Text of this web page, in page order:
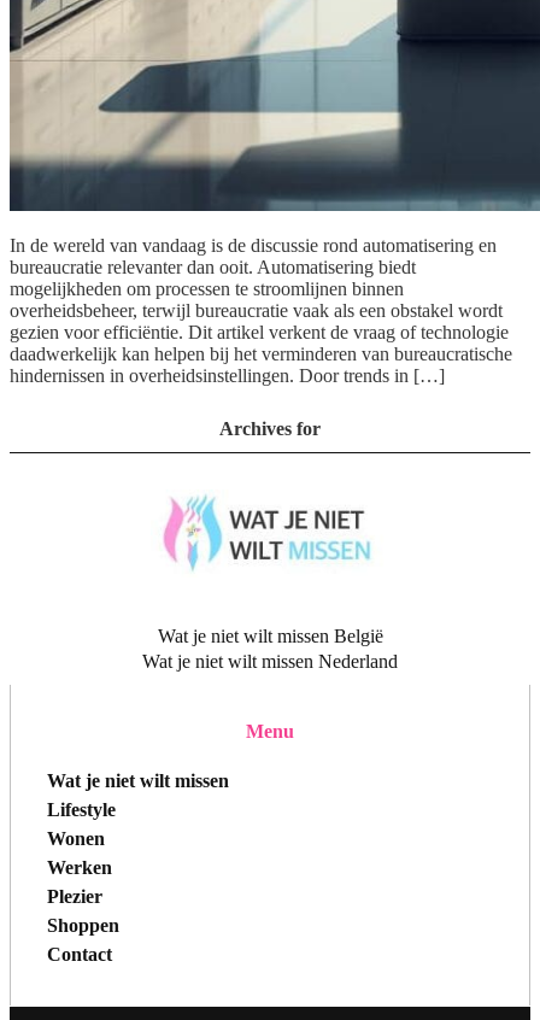
In de wereld van vandaag is de discussie rond automatisering en
bureaucratie relevanter dan ooit. Automatisering biedt
mogelijkheden om processen te stroomlijnen binnen
overheidsbeheer, terwijl bureaucratie vaak als een obstakel wordt
gezien voor efficiëntie. Dit artikel verkent de vraag of technologie
daadwerkelijk kan helpen bij het verminderen van bureaucratische
hindernissen in overheidsinstellingen. Door trends in […]
Archives for
Wat je niet wilt missen België
Wat je niet wilt missen Nederland
Menu
Wat je niet wilt missen
Lifestyle
Wonen
Werken
Plezier
Shoppen
Contact